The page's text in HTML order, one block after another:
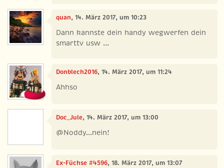
quan, 14. März 2017, um 10:23
Dann kannste dein handy wegwerfen dein
smarttv usw ...
Donblech2016, 14. März 2017, um 11:24
Ahhso
Doc_Jule, 14. März 2017, um 13:00
@Noddy...nein!
Ex-Füchse #4596, 18. März 2017, um 13:07